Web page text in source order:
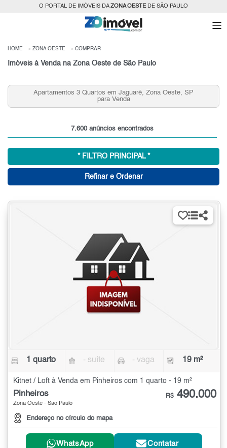
O PORTAL DE IMÓVEIS DAZONA OESTEDE SÃO PAULO
HOME ZONA OESTE COMPRAR
Imóveis à Venda na Zona Oeste de São Paulo
Apartamentos 2 Quartos 2 Vagas na Vila Leopoldina,
Zona Oeste, SP para Venda
7.600 anúncios encontrados
* FILTRO PRINCIPAL *
Refinar e Ordenar
1 quarto - suíte - vaga 19 m²
Kitnet / Loft à Venda em Pinheiros com 1 quarto - 19 m²
Pinheiros
Zona Oeste - São Paulo
Endereço no círculo do mapa
R$ 490.000
WhatsApp Contatar